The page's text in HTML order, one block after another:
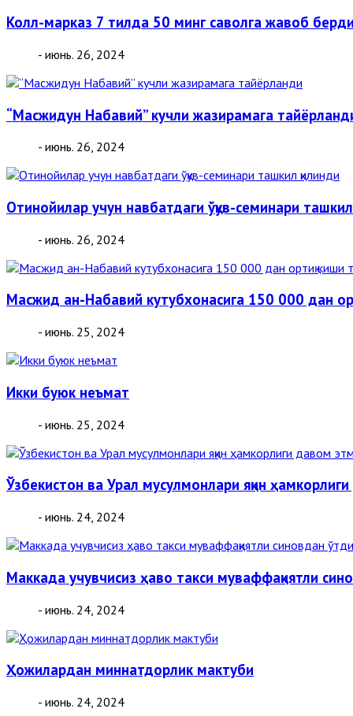
Колл-марказ 7 тилда 50 минг саволга жавоб
- июнь. 26, 2024
“Масжидун Набавий” кучли жазирамага
- июнь. 26, 2024
Отинойилар учун навбатдаги ўқув-семинари ташкил
- июнь. 26, 2024
Масжид ан-Набавий кутубхонасига 150 000 дан
- июнь. 25, 2024
Икки буюк неъмат
- июнь. 25, 2024
Ўзбекистон ва Урал мусулмонлари яқин
- июнь. 24, 2024
Маккада учувчисиз ҳаво такси муваффақиятли
- июнь. 24, 2024
Ҳожилардан миннатдорлик мактуби
- июнь. 24, 2024